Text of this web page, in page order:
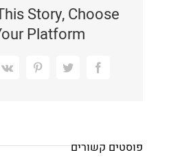
Story, Choose
Platform!
Facebook
Twitter
Pinterest
פוסטים קשורים